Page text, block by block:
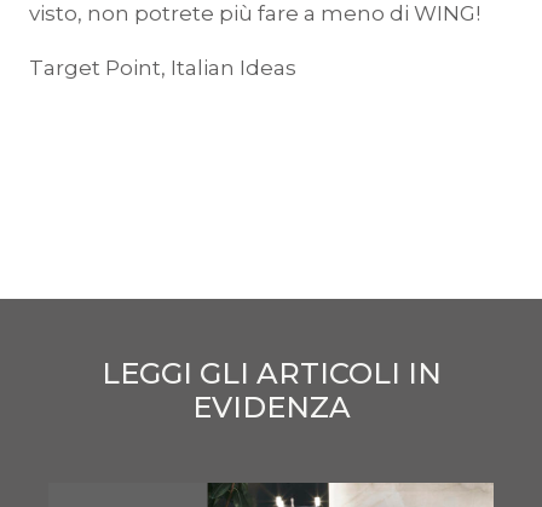
visto, non potrete più fare a meno di WING!
Target Point, Italian Ideas
LEGGI GLI ARTICOLI IN
EVIDENZA